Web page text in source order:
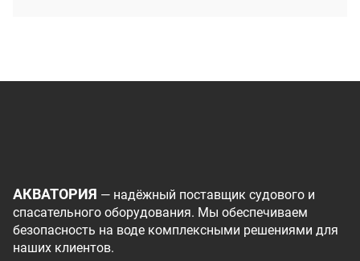
АКВАТОРИЯ — надёжный поставщик судового и
спасательного оборудования. Мы обеспечиваем
безопасность на воде комплексными решениями для
наших клиентов.